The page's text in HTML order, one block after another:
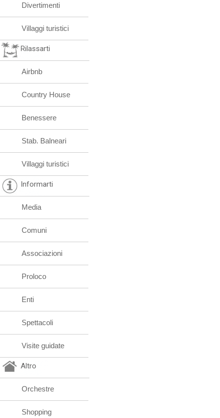
Divertimenti
Villaggi turistici
Rilassarti
Airbnb
Country House
Benessere
Stab. Balneari
Villaggi turistici
Informarti
Media
Comuni
Associazioni
Proloco
Enti
Spettacoli
Visite guidate
Altro
Orchestre
Shopping